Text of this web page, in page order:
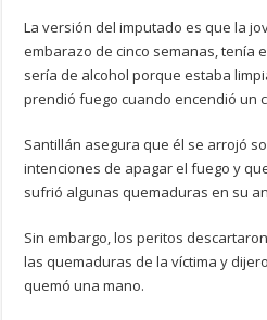
La versión del imputado es que la
embarazo de cinco semanas, tenía
sería de alcohol porque estaba
prendió fuego cuando encendió un
Santillán asegura que él se arrojó
intenciones de apagar el fuego y
sufrió algunas quemaduras en su
Sin embargo, los peritos
las quemaduras de la víctima y
quemó una mano.